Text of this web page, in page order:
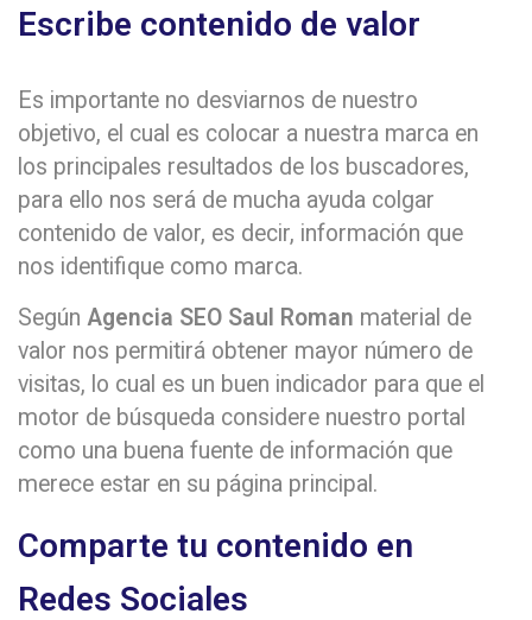
Escribe contenido de valor
Es importante no desviarnos de nuestro
objetivo, el cual es colocar a nuestra marca en
los principales resultados de los buscadores,
para ello nos será de mucha ayuda colgar
contenido de valor, es decir, información que
nos identifique como marca.
Según Agencia SEO Saul Roman material de
valor nos permitirá obtener mayor número de
visitas, lo cual es un buen indicador para que el
motor de búsqueda considere nuestro portal
como una buena fuente de información que
merece estar en su página principal.
Comparte tu contenido en
Redes Sociales